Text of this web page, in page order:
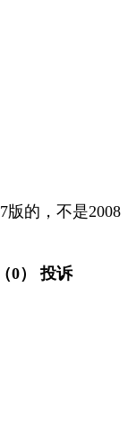
版的，不是2008
0） 投诉